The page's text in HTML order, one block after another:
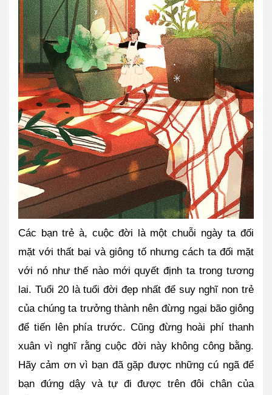
Các bạn trẻ à, cuộc đời là một chuỗi ngày ta đối
mặt với thất bại và giông tố nhưng cách ta đối mặt
với nó như thế nào mới quyết định ta trong tương
lai. Tuổi 20 là tuổi đời đẹp nhất để suy nghĩ non trẻ
của chúng ta trưởng thành nên đừng ngại bão giông
để tiến lên phía trước. Cũng đừng hoài phí thanh
xuân vì nghĩ rằng cuộc đời này không công bằng.
Hãy cảm ơn vì bạn đã gặp được những cú ngã để
bạn đứng dậy và tự đi được trên đôi chân của